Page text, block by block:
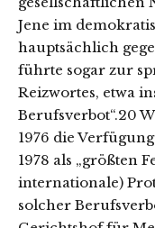
Jene im
hauptsächlich
führte sogar zur
Reizwortes, etwa
Berufsverbot“.20
1976 die
1978 als „größten
internationale)
solcher